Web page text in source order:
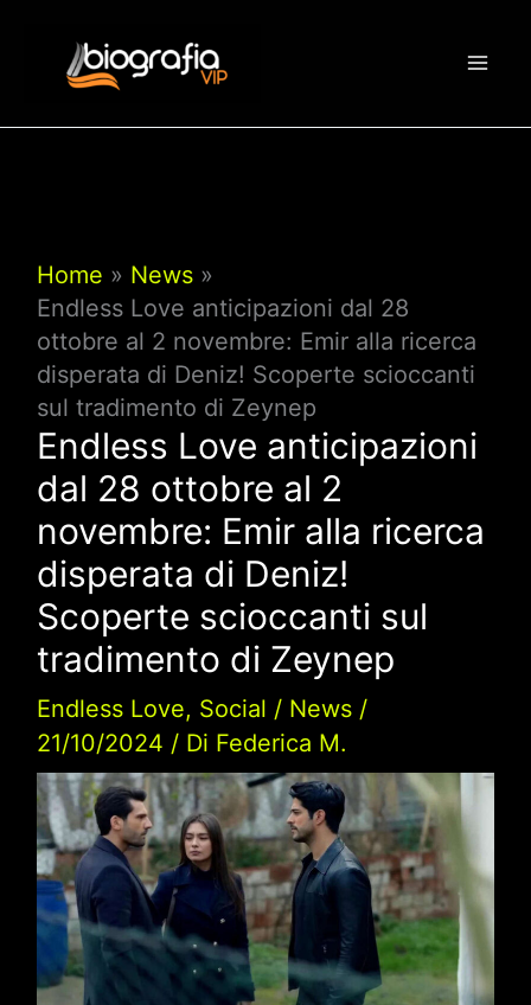
contenuto
Home
News
Endless Love anticipazioni dal 28
ottobre al 2 novembre: Emir alla ricerca
disperata di Deniz! Scoperte scioccanti
sul tradimento di Zeynep
Endless Love anticipazioni
dal 28 ottobre al 2
novembre: Emir alla ricerca
disperata di Deniz!
Scoperte scioccanti sul
tradimento di Zeynep
Endless Love, Social / News/
21/10/2024 / Di Federica M.